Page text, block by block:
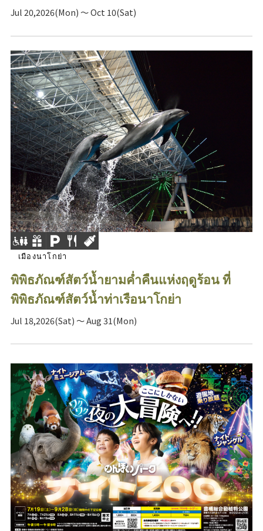
Jul 20,2026(Mon) ～ Oct 10(Sat)
เมืองนาโกย่า
พิพิธภัณฑ์สัตว์น้ำยามค่ำคืนแห่งฤดูร้อน ที่
พิพิธภัณฑ์สัตว์น้ำท่าเรือนาโกย่า
Jul 18,2026(Sat) ～ Aug 31(Mon)